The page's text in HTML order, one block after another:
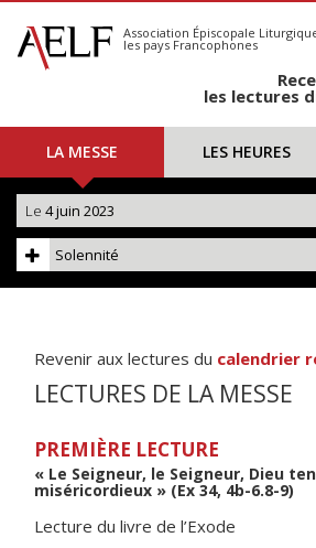
S'abonner
Calendrier
Association Épiscopale
les pays Francophones
les lectures
LA MESSE LES HEURES
Le 4 juin 2023
Solennité
Revenir aux lectures du calendrier
LECTURES DE LA MESSE
PREMIÈRE LECTURE
« Le Seigneur, le Seigneur, Dieu
miséricordieux » (Ex 34, 4b-6.8-9)
Lecture du livre de l’Exode